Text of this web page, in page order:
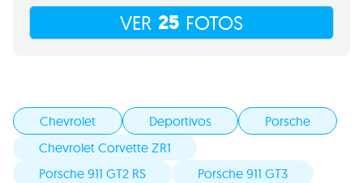
VER 25 FOTOS
Chevrolet Deportivos
Porsche
Chevrolet Corvette ZR1
Porsche 911 GT2 RS
Porsche 911 GT3